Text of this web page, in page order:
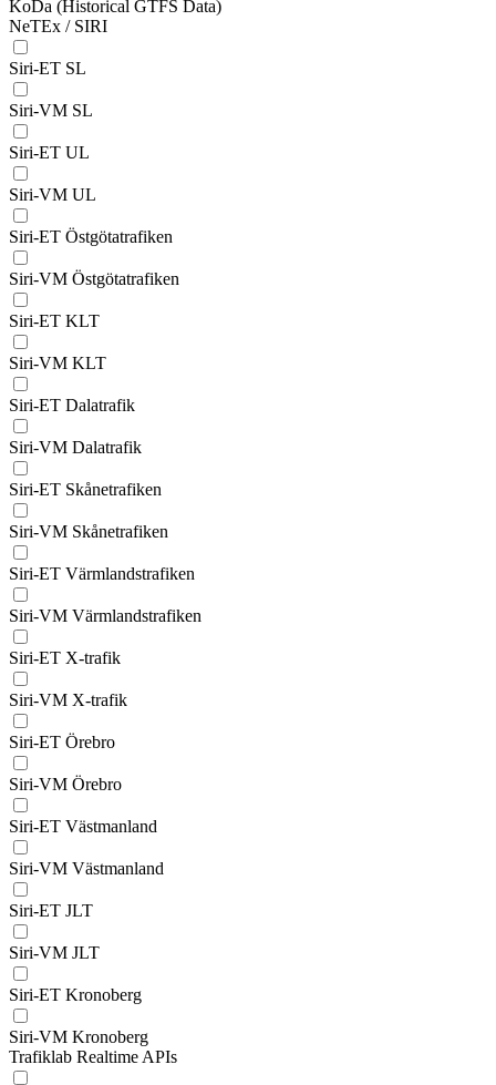
KoDa (Historical GTFS Data)
NeTEx / SIRI
Siri-ET SL
Siri-VM SL
Siri-ET UL
Siri-VM UL
Siri-ET Östgötatrafiken
Siri-VM Östgötatrafiken
Siri-ET KLT
Siri-VM KLT
Siri-ET Dalatrafik
Siri-VM Dalatrafik
Siri-ET Skånetrafiken
Siri-VM Skånetrafiken
Siri-ET Värmlandstrafiken
Siri-VM Värmlandstrafiken
Siri-ET X-trafik
Siri-VM X-trafik
Siri-ET Örebro
Siri-VM Örebro
Siri-ET Västmanland
Siri-VM Västmanland
Siri-ET JLT
Siri-VM JLT
Siri-ET Kronoberg
Siri-VM Kronoberg
Trafiklab Realtime APIs